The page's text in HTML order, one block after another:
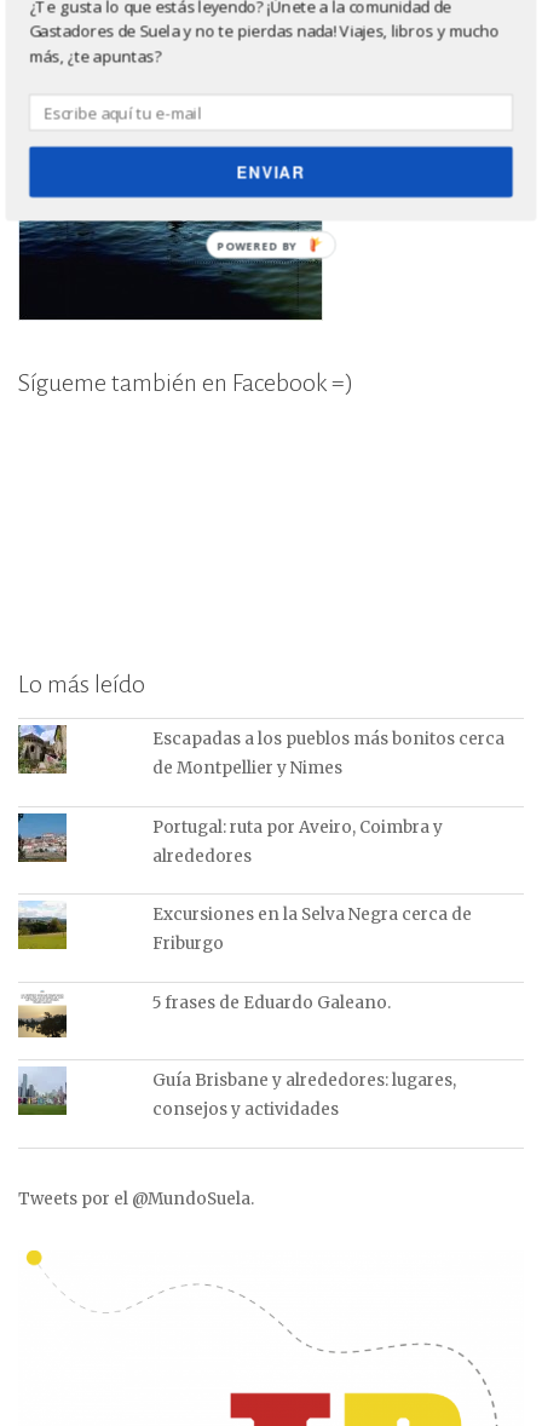
Sígueme también en Facebook =)
Lo más leído
Escapadas a los pueblos más bonitos cerca
de Montpellier y Nimes
Portugal: ruta por Aveiro, Coimbra y
alrededores
Excursiones en la Selva Negra cerca de
Friburgo
5 frases de Eduardo Galeano.
Guía Brisbane y alrededores: lugares,
consejos y actividades
Tweets por el @MundoSuela.
¿Te gusta lo que estás leyendo? ¡Únete a la comunidad de
Gastadores de Suela y no te pierdas nada! Viajes, libros y mucho
más, ¿te apuntas?
ENVIAR
POWERED BY